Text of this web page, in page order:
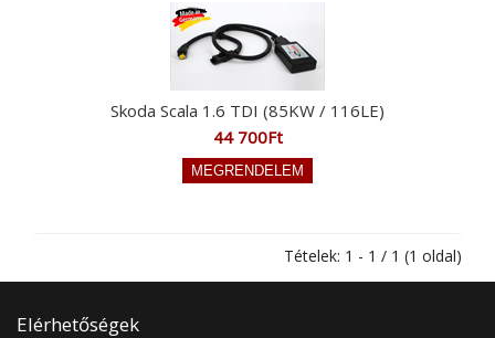
Skoda Scala 1.6 TDI (85KW / 116LE)
44 700Ft
Tételek: 1 - 1 / 1 (1 oldal)
Elérhetőségek